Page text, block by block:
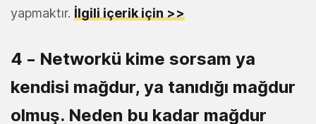
yapmaktır. İlgili içerik için >>
4 – Networkü kime sorsam ya
kendisi mağdur, ya tanıdığı mağdur
olmuş. Neden bu kadar mağdur